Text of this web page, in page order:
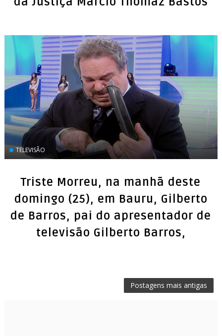
TELEVISÃO
Triste Morreu, na manhã deste
domingo (25), em Bauru, Gilberto
de Barros, pai do apresentador de
televisão Gilberto Barros,
Postagens mais antigas